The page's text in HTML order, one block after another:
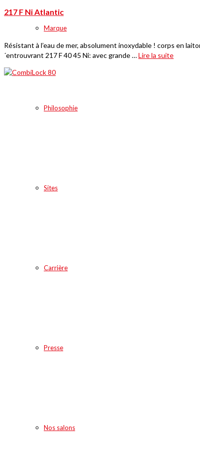
Marque
Philosophie
Sites
Carrière
Presse
Nos salons
217 F Ni Atlantic
Résistant à l’eau de mer, absolument inoxydable ! corps en
´entrouvrant 217 F 40 45 Ni: avec grande …Lire la suite